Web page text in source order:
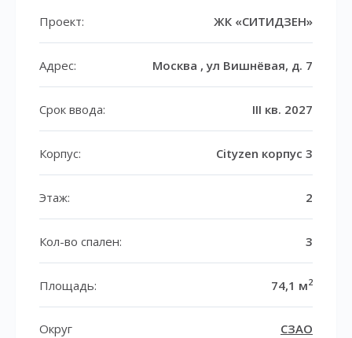
Проект: ЖК «СИТИДЗЕН»
Адрес: Москва , ул Вишнёвая, д. 7
Срок ввода: III кв. 2027
Корпус: Cityzen корпус 3
Этаж: 2
Кол-во спален: 3
Площадь: 74,1 м2
Округ СЗАО